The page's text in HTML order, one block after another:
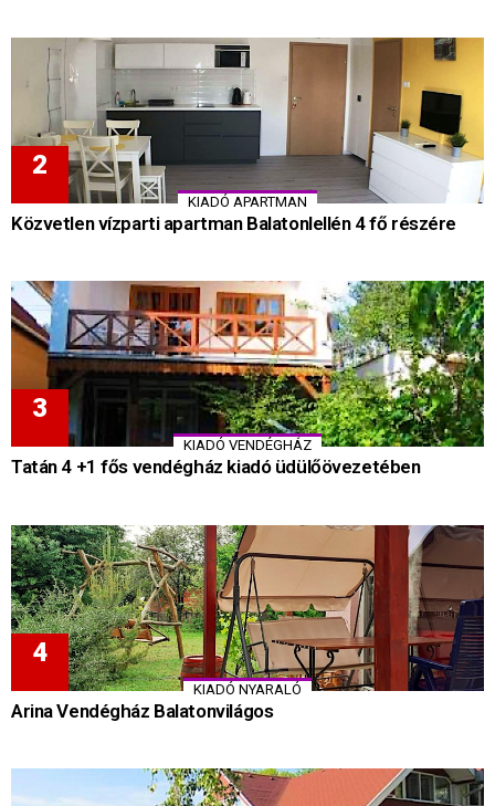
KIADÓ APARTMAN
Közvetlen vízparti apartman Balatonlellén 4 fő részére
KIADÓ VENDÉGHÁZ
Tatán 4 +1 fős vendégház kiadó üdülőövezetében
KIADÓ NYARALÓ
Arina Vendégház Balatonvilágos